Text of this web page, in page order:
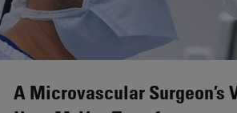
A Microvascular Surgeon’s